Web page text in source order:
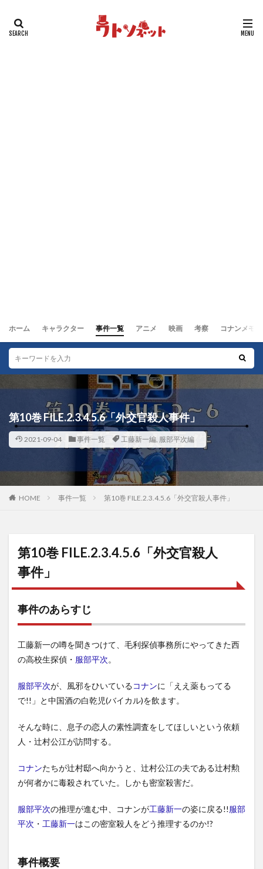
ホーム キャラクター 事件一覧 アニメ 映画 考察 コナンメモ
第10巻 FILE.2.3.4.5.6「外交官殺人事件」
2021-09-04 事件一覧 工藤新一編, 服部平次編
HOME 事件一覧 第10巻 FILE.2.3.4.5.6「外交官殺人事件」
第10巻 FILE.2.3.4.5.6「外交官殺人
事件」
事件のあらすじ
工藤新一の噂を聞きつけて、毛利探偵事務所にやってきた西
の高校生探偵・ 服部平次。
服部平次が、風邪をひいているコナンに「ええ薬もってる
で!!」と中国酒の白乾児(バイカル)を飲ます。
そんな時に、息子の恋人の素性調査をしてほしいという依頼
人・辻村公江が訪問する。
コナンたちが辻村邸へ向かうと、辻村公江の夫である辻村勲
が何者かに毒殺されていた。しかも密室殺害だ。
服部平次の推理が進む中、コナンが工藤新一の姿に戻る!!服部
平次 ・ 工藤新一はこの密室殺人をどう推理するのか!?
事件概要
タグ
江戸川コナン編